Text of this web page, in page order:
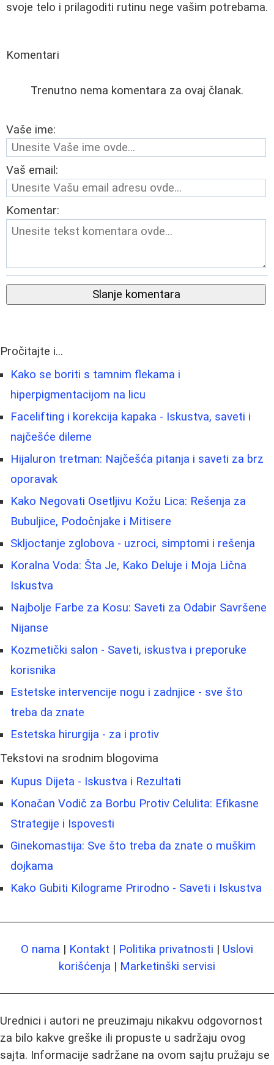
svoje telo i prilagoditi rutinu negе vašim potrebama.
Komentari
Trenutno nema komentara za ovaj članak.
Vaše ime:
Vaš email:
Komentar:
Slanje komentara
Pročitajte i...
Kako se boriti s tamnim flekama i
hiperpigmentacijom na licu
Facelifting i korekcija kapaka - Iskustva, saveti i
najčešće dileme
Hijaluron tretman: Najčešća pitanja i saveti za brz
oporavak
Kako Negovati Osetljivu Kožu Lica: Rešenja za
Bubuljice, Podočnjake i Mitisere
Skljoctanje zglobova - uzroci, simptomi i rešenja
Koralna Voda: Šta Je, Kako Deluje i Moja Lična
Iskustva
Najbolje Farbe za Kosu: Saveti za Odabir Savršene
Nijanse
Kozmetički salon - Saveti, iskustva i preporuke
korisnika
Estetske intervencije nogu i zadnjice - sve što
treba da znate
Estetska hirurgija - za i protiv
Tekstovi na srodnim blogovima
Kupus Dijeta - Iskustva i Rezultati
Konačan Vodič za Borbu Protiv Celulita: Efikasne
Strategije i Ispovesti
Ginekomastija: Sve što treba da znate o muškim
dojkama
Kako Gubiti Kilograme Prirodno - Saveti i Iskustva
O nama | Kontakt | Politika privatnosti | Uslovi
korišćenja | Marketinški servisi
Urednici i autori ne preuzimaju nikakvu odgovornost
za bilo kakve greške ili propuste u sadržaju ovog
sajta. Informacije sadržane na ovom sajtu pružaju se